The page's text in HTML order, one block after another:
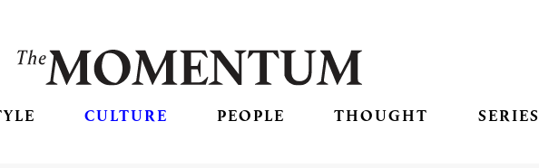
CULTURE PEOPLE THOUGHT SERIES